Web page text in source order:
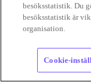
besöksstatistik. Du
besöksstatistik är
organisation.
Cookie-